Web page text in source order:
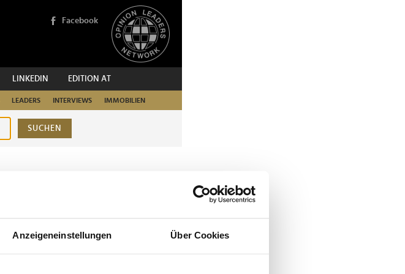
Anzeigeneinstellungen Über Cookies
Facebook
LINKEDIN EDITION AT
LEADERS INTERVIEWS IMMOBILIEN
SUCHEN